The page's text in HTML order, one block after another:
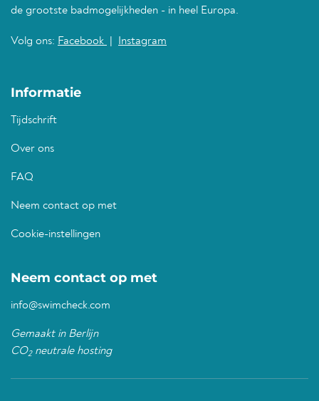
de grootste badmogelijkheden - in heel Europa.
Volg ons: Facebook Instagram
Informatie
Tijdschrift
Over ons
FAQ
Neem contact op met
Cookie-instellingen
Neem contact op met
info@swimcheck.com
Gemaakt in Berlijn
CO2neutrale hosting